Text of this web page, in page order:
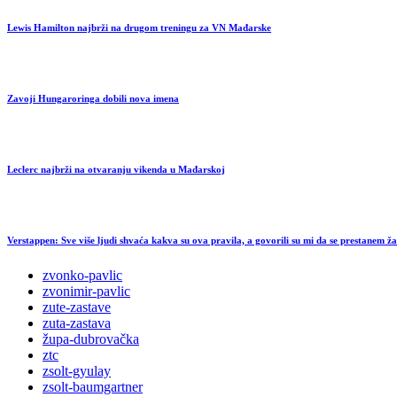
Lewis Hamilton najbrži na drugom treningu za VN Mađarske
Zavoji Hungaroringa dobili nova imena
Leclerc najbrži na otvaranju vikenda u Mađarskoj
Verstappen: Sve više ljudi shvaća kakva su ova pravila, a govorili su mi da se prestanem
zvonko-pavlic
zvonimir-pavlic
zute-zastave
zuta-zastava
župa-dubrovačka
ztc
zsolt-gyulay
zsolt-baumgartner